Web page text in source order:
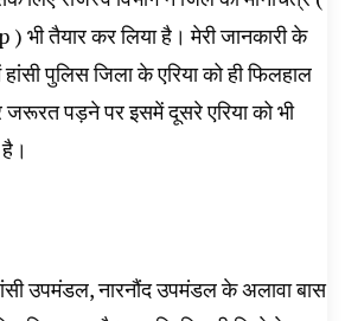
तैयार कर लिया है। मेरी जानकारी के
पुलिस जिला के एरिया को ही फिलहाल
जरूरत पड़ने पर इसमें दूसरे एरिया को भी
उपमंडल, नारनौंद उपमंडल के अलावा बास